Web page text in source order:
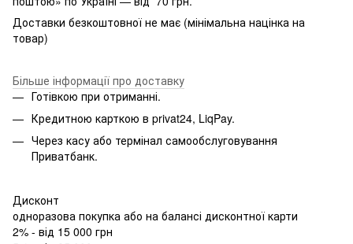
Доставки безкоштовної не має (мінімальна націнка на
товар)
Більше інформації про доставку
Готівкою при отриманні.
Кредитною карткою в privat24, LiqPay.
Через касу або термінал самообслуговування
Приватбанк.
Дисконт
одноразова покупка або на балансі дисконтної карти
2% - від 15 000 грн